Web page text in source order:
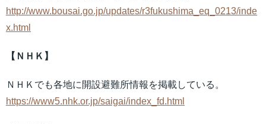
http://www.bousai.go.jp/updates/r3fukushima_eq_0213/inde
x.html
【ＮＨＫ】
ＮＨＫでも各地に開設避難所情報を掲載している。
https://www5.nhk.or.jp/saigai/index_fd.html